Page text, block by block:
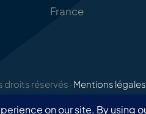
France
droits réservés · Mentions légales